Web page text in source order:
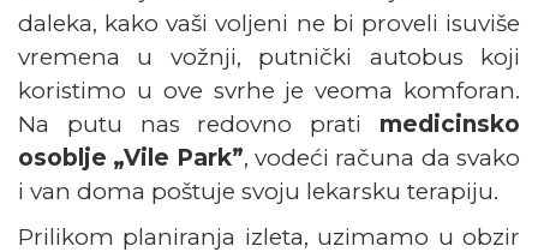
daleka, kako vaši voljeni ne bi proveli isuviše
vremena u vožnji, putnički autobus koji
koristimo u ove svrhe je veoma komforan.
Na putu nas redovno prati medicinsko
osoblje „Vile Park”, vodeći računa da svako
i van doma poštuje svoju lekarsku terapiju.
Prilikom planiranja izleta, uzimamo u obzir